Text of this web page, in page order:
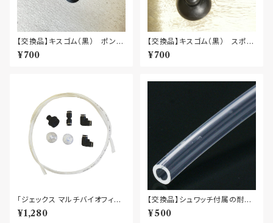
【交換品】キスゴム（黒） ポンプ
本体固定用（4個）
¥700
【交換品】キスゴム（黒） スポン
ジフィルター固定用（３個）
¥700
「ジェックス マルチバイオフィル
ター用」底面フィルター接続ブラ
ケット（送料無料）
¥1,280
【交換品】シュワッチ付属の耐水
性ポリウレタンチューブ 1m単位
販売
¥500